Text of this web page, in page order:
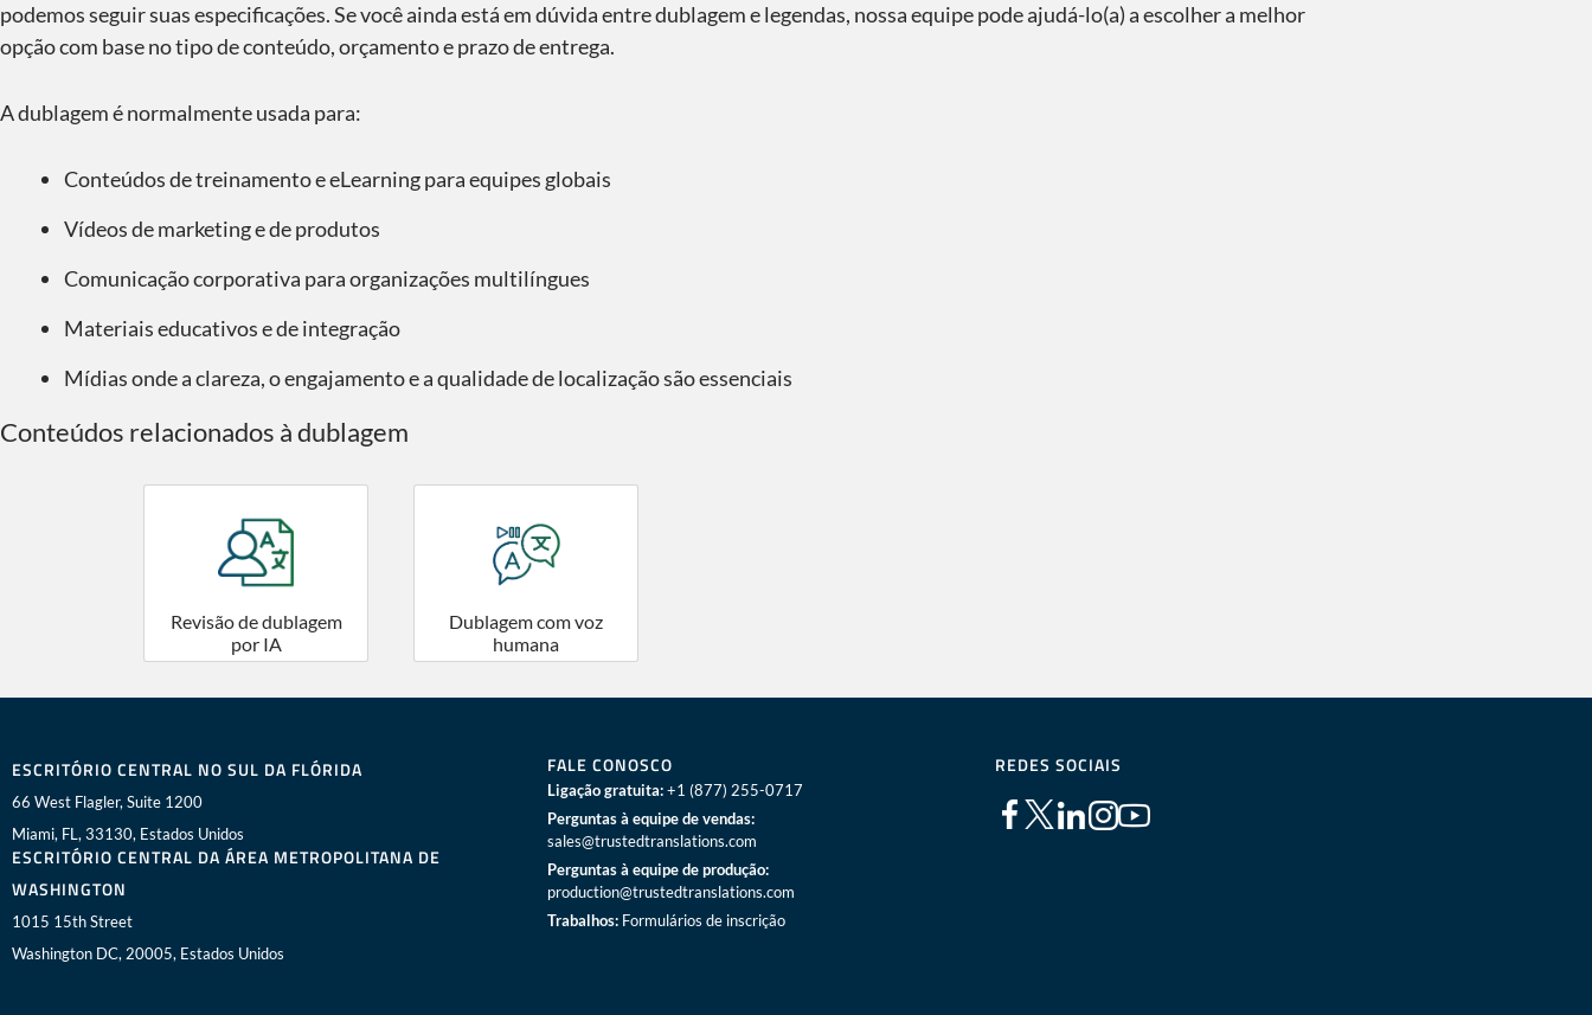
podemos seguir suas especificações. Se você ainda está em dúvida entre dublagem e legendas, nossa equipe pode ajudá-lo(a) a escolher a melhor
opção com base no tipo de conteúdo, orçamento e prazo de entrega.
A dublagem é normalmente usada para:
Conteúdos de treinamento e eLearning para equipes globais
Vídeos de marketing e de produtos
Comunicação corporativa para organizações multilíngues
Materiais educativos e de integração
Mídias onde a clareza, o engajamento e a qualidade de localização são essenciais
Conteúdos relacionados à dublagem
Revisão de dublagem
por IA
Dublagem com voz
humana
ESCRITÓRIO CENTRAL NO SUL DA FLÓRIDA
66 West Flagler, Suite 1200
Miami, FL, 33130, Estados Unidos
ESCRITÓRIO CENTRAL DA ÁREA METROPOLITANA DE
WASHINGTON
1015 15th Street
Washington DC, 20005, Estados Unidos
FALE CONOSCO
Ligação gratuita:+1 (877) 255-0717
Perguntas à equipe de vendas:
sales@trustedtranslations.com
Perguntas à equipe de produção:
production@trustedtranslations.com
Trabalhos: Formulários de inscrição
REDES SOCIAIS